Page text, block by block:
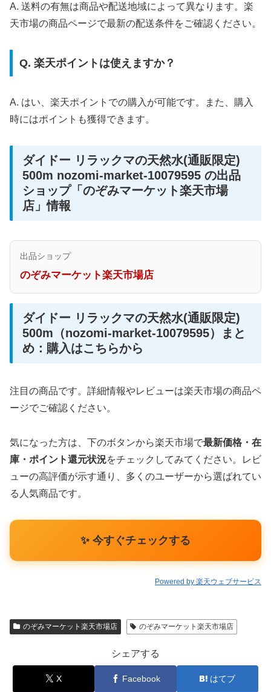
A. 送料の有無は商品や配送地域によって異なります。楽
天市場の商品ページで最新の配送条件をご確認ください。
Q. 楽天ポイントは使えますか？
A. はい、楽天ポイントでの購入が可能です。また、購入
時にはポイントも獲得できます。
ダイドー リラックマの天然水(通販限定)
500m nozomi-market-10079595 の出品
ショップ「のぞみマーケット楽天市場
店」情報
出品ショップ
のぞみマーケット楽天市場店
ダイドー リラックマの天然水(通販限定)
500m（nozomi-market-10079595）まと
め：購入はこちらから
注目の商品です。詳細情報やレビューは楽天市場の商品ペ
ージでご確認ください。
気になった方は、下のボタンから楽天市場で最新価格・在
庫・ポイント還元状況をチェックしてみてください。レビ
ューの高評価が示す通り、多くのユーザーから選ばれてい
る人気商品です。
✨ 今すぐチェックする
Powered by 楽天ウェブサービス
のぞみマーケット楽天市場店 のぞみマーケット楽天市場店
シェアする
X Facebook はてブ